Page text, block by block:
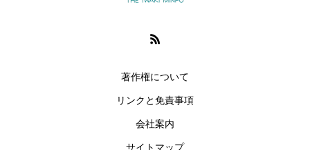
著作権について
リンクと免責事項
会社案内
サイトマップ